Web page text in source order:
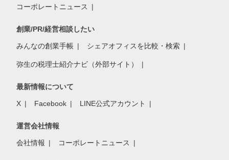
コーポレートニュース
創業/PR/経営相談したい
みんなの創業手帳 シェアオフィスを比較・検索
弥生の税理士紹介ナビ（外部サイト）
最新情報について
X Facebook LINE公式アカウント
運営会社情報
会社情報 コーポレートニュース